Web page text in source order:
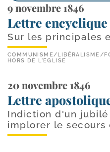
9 novembre 1846
Lettre encyclique
Sur les principales
COMMUNISME/LIBÉRALISME/
HORS DE L'EGLISE
20 novembre 1846
Lettre
Indiction d'un
implorer le secours